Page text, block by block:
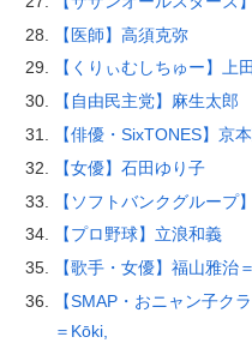
【医師】高須克弥
【くりぃむしちゅー】上
【自由民主党】麻生太郎
【俳優・SixTONES】京
【女優】石田ゆり子
【ソフトバンクグループ
【プロ野球】立浪和義
【歌手・女優】福山雅治
【SMAP・おニャン子ク
＝Kōki,